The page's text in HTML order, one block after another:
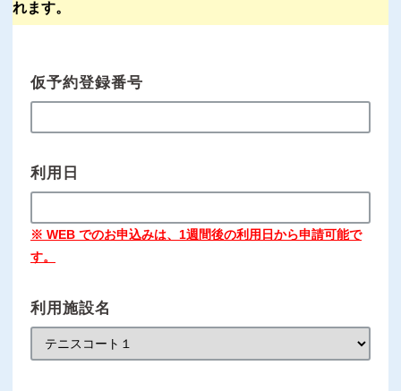
れます。
仮予約登録番号
利用日
※ WEB でのお申込みは、1週間後の利用日から申請可能で
す。
利用施設名